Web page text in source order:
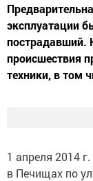
эксплуатации
пострадавший.
происшествия
техники, в том
1 апреля 2014
в Печищах по